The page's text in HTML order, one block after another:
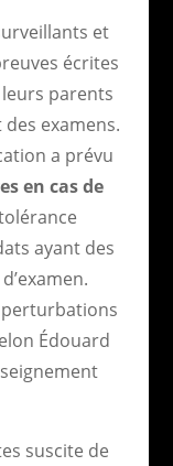
et
écrites
parents
examens.
a prévu
en cas de
ayant des
Édouard
suscite de